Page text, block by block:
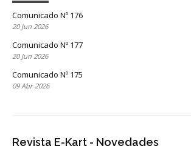
Comunicado Nº 176
20 Jun 2026
Comunicado Nº 177
20 Jun 2026
Comunicado Nº 175
09 Abr 2026
Revista E-Kart - Novedades